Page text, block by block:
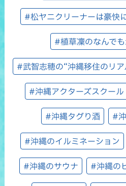
#松ヤニクリーナーは豪快に
#植草凜のなんで
#武智志穂の“沖縄移住のリア
#沖縄アクターズスクール
#沖縄タグり酒 #
#沖縄のイルミネーション
#沖縄のサウナ #沖縄の